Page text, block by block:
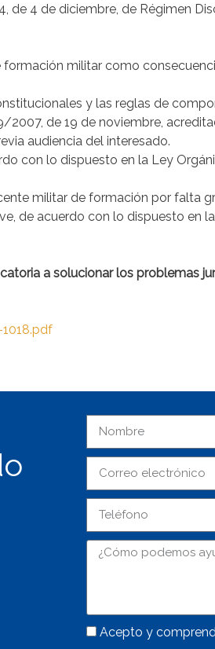
de 4 de diciembre, de Régimen
formación militar como
y las reglas de
2007, de 19 de noviembre,
audiencia del interesado.
con lo dispuesto en la Ley
militar de formación por falta
de acuerdo con lo dispuesto en
a solucionar los problemas
Acepto y